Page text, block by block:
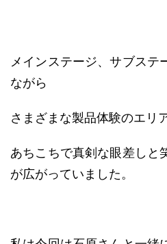
メインステージ、サブステ
ながら
さまざまな製品体験のエリ
あちこちで真剣な眼差しと
が広がっていました。